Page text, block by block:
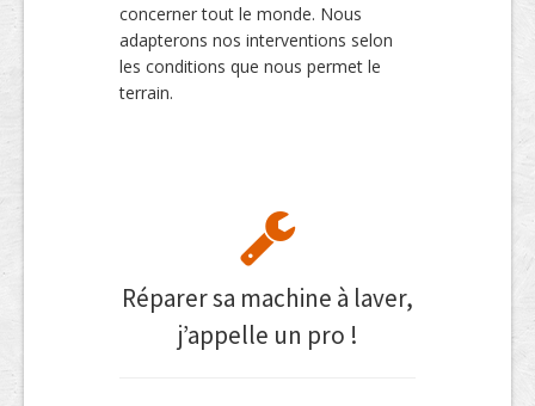
concerner tout le monde. Nous
adapterons nos interventions selon
les conditions que nous permet le
terrain.
Réparer sa machine à laver,
j’appelle un pro !